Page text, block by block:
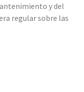
y del
regular sobre las